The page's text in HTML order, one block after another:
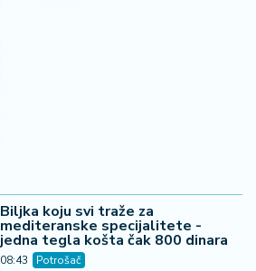
Biljka koju svi traže za
mediteranske specijalitete -
jedna tegla košta čak 800 dinara
08:43 Potrošač